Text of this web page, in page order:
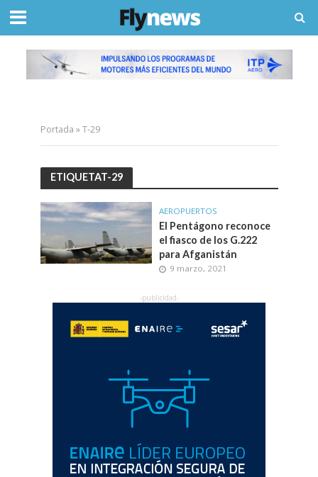
Portada »T-29
ETIQUETAT-29
AEROPUERTOS
El Pentágono reconoce
el fiasco de los G.222
para Afganistán
9 marzo, 2021